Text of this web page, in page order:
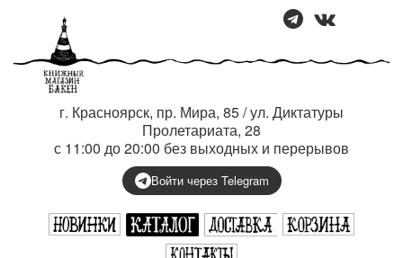
г. Красноярск, пр. Мира, 85 / ул. Диктатуры
Пролетариата, 28
с 11:00 до 20:00 без выходных и перерывов
Войти через Telegram